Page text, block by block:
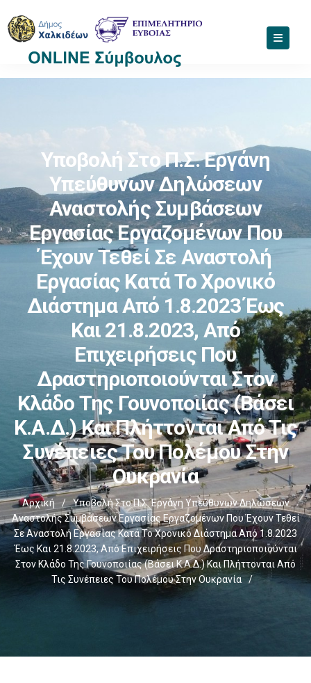
Υποβολή Στο Π.Σ. Εργάνη
Υπεύθυνων Δηλώσεων
Αναστολής Συμβάσεων
Εργασίας Εργαζομένων Που
Έχουν Τεθεί Σε Αναστολή
Εργασίας Κατά Το Χρονικό
Διάστημα Από 1.8.2023 Έως
Και 21.8.2023, Από
Επιχειρήσεις Που
Δραστηριοποιούνται Στον
Κλάδο Της Γουνοποιίας (βάσει
Κ.Α.Δ.) Και Πλήττονται Από Τις
Συνέπειες Του Πολέμου Στην
Ουκρανία
Αρχική /
Υποβολή Στο Π.Σ. Εργάνη Υπεύθυνων Δηλώσεων
Αναστολής Συμβάσεων Εργασίας Εργαζομένων Που Έχουν Τεθεί
Σε Αναστολή Εργασίας Κατά Το Χρονικό Διάστημα Από 1.8.2023
Έως Και 21.8.2023, Από Επιχειρήσεις Που Δραστηριοποιούνται
Στον Κλάδο Της Γουνοποιίας (βάσει Κ.Α.Δ.) Και Πλήττονται Από
Τις Συνέπειες Του Πολέμου Στην Ουκρανία
/